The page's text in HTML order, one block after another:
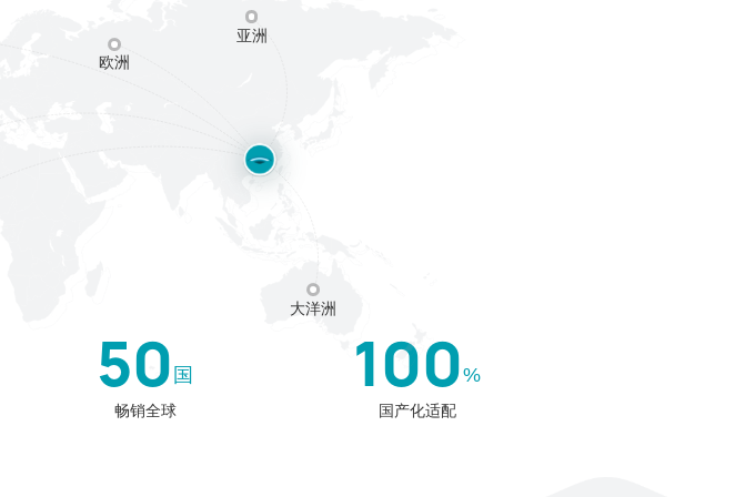
欧洲
亚洲
大洋洲
50 国
畅销全球
100%
国产化适配